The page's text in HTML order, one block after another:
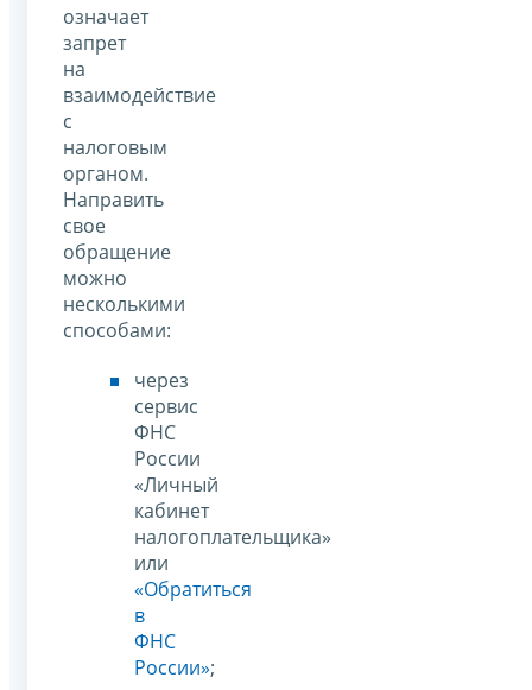
означает
запрет
на
взаимодействие
с
налоговым
органом.
Направить
свое
обращение
можно
несколькими
способами:
через
сервис
ФНС
России
«Личный
кабинет
налогоплательщика»
или
«Обратиться
в
ФНС
России»;